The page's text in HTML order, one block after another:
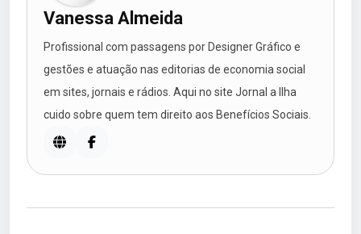
Vanessa Almeida
Profissional com passagens por Designer Gráfico e
gestões e atuação nas editorias de economia social
em sites, jornais e rádios. Aqui no site Jornal a Ilha
cuido sobre quem tem direito aos Benefícios Sociais.